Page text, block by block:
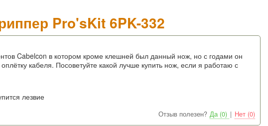
Pro'sKit 6PK-332
Cabelcon в котором кроме клешней был данный нож, но с годами он
кабеля. Посоветуйте какой лучше купить нож, если я работаю с
лезвие
Отзыв полезен? Да (0) | Нет (0)